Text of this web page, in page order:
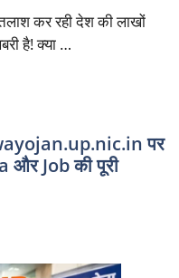
कर रही देश की लाखों
है! क्या …
पर
Job की पूरी